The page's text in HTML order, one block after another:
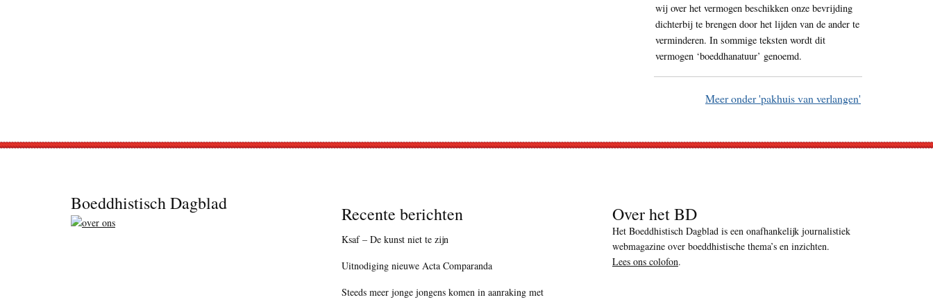
wij over het vermogen beschikken onze bevrijding
dichterbij te brengen door het lijden van de ander te
verminderen. In sommige teksten wordt dit
vermogen ‘boeddhanatuur’ genoemd.
Meer onder 'pakhuis van verlangen'
Boeddhistisch Dagblad Recente berichten
Ksaf – De kunst niet te zijn
Uitnodiging nieuwe Acta Comparanda
Steeds meer jonge jongens komen in aanraking met
Over het BD
Het Boeddhistisch Dagblad is een onafhankelijk journalistiek
webmagazine over boeddhistische thema’s en inzichten.
Lees ons colofon.